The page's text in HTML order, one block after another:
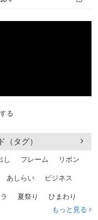
る
（タグ）
し フレーム リボン
あしらい ビジネス
夏祭り ひまわり
熱中症
もっと見る